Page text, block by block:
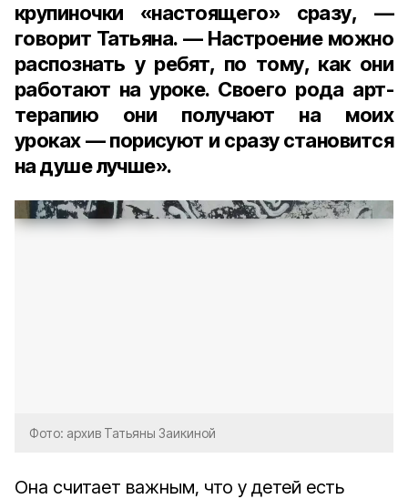
крупиночки «настоящего» сразу, —
говорит Татьяна. — Настроение можно
распознать у ребят, по тому, как они
работают на уроке. Своего рода арт-
терапию они получают на моих
уроках — порисуют и сразу становится
на душе лучше».
Фото: архив Татьяны Заикиной
Она считает важным, что у детей есть